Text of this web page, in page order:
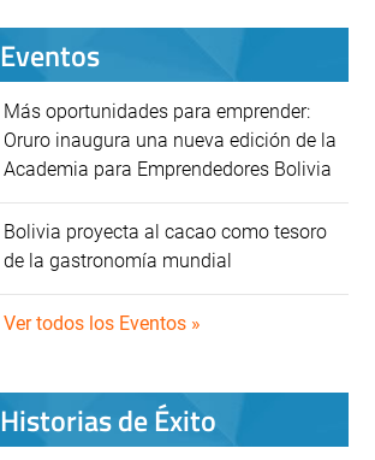
Eventos
Más oportunidades para emprender:
Oruro inaugura una nueva edición de la
Academia para Emprendedores Bolivia
Bolivia proyecta al cacao como tesoro
de la gastronomía mundial
Ver todos los Eventos »
Historias de Éxito